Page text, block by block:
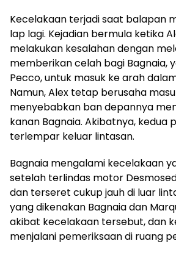
Kecelakaan terjadi saat balapan
lap lagi. Kejadian bermula ketika
melakukan kesalahan dengan
memberikan celah bagi Bagnaia,
Pecco, untuk masuk ke arah
Namun, Alex tetap berusaha
menyebabkan ban depannya
kanan Bagnaia. Akibatnya, kedua
terlempar keluar lintasan.
Bagnaia mengalami kecelakaan
setelah terlindas motor
dan terseret cukup jauh di luar
yang dikenakan Bagnaia dan
akibat kecelakaan tersebut, dan
menjalani pemeriksaan di ruang